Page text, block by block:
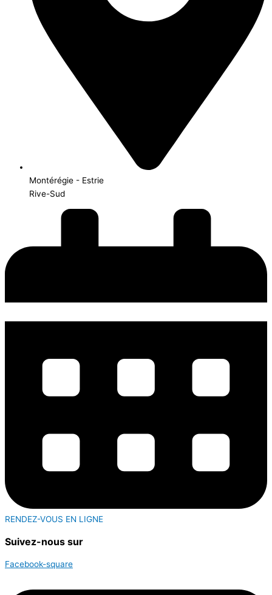
Montérégie - Estrie
Rive-Sud
RENDEZ-VOUS EN LIGNE
Suivez-nous sur
Facebook-square